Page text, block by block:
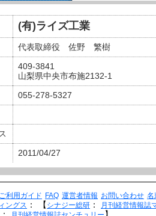
(有)ライズ工業
代表取締役 佐野 繁樹
409-3841
山梨県中央市布施2132-1
055-278-5327
2011/04/27
ご利用ガイド FAQ 運営者情報 お問い合わせ 名
ングス ： 【 シナジー総研 ： 月刊経営情報誌